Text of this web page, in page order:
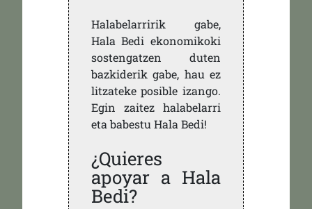
Halabelarririk gabe,
Hala Bedi ekonomikoki
sostengatzen duten
bazkiderik gabe, hau ez
litzateke posible izango.
Egin zaitez halabelarri
eta babestu Hala Bedi!
¿Quieres
apoyar a Hala
Bedi?